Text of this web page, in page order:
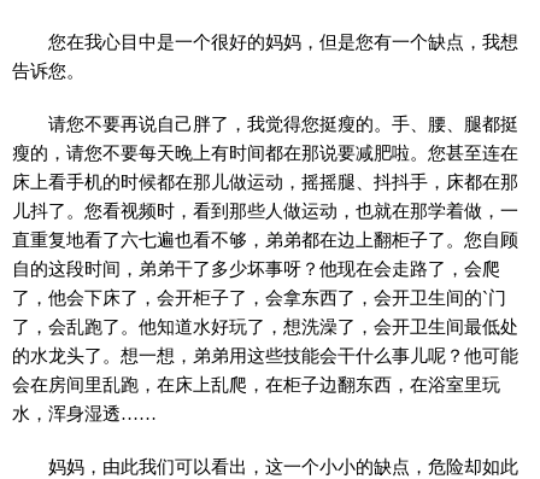
您在我心目中是一个很好的妈妈，但是您有一个缺点，我想
告诉您。
请您不要再说自己胖了，我觉得您挺瘦的。手、腰、腿都挺
瘦的，请您不要每天晚上有时间都在那说要减肥啦。您甚至连在
床上看手机的时候都在那儿做运动，摇摇腿、抖抖手，床都在那
儿抖了。您看视频时，看到那些人做运动，也就在那学着做，一
直重复地看了六七遍也看不够，弟弟都在边上翻柜子了。您自顾
自的这段时间，弟弟干了多少坏事呀？他现在会走路了，会爬
了，他会下床了，会开柜子了，会拿东西了，会开卫生间的`门
了，会乱跑了。他知道水好玩了，想洗澡了，会开卫生间最低处
的水龙头了。想一想，弟弟用这些技能会干什么事儿呢？他可能
会在房间里乱跑，在床上乱爬，在柜子边翻东西，在浴室里玩
水，浑身湿透……
妈妈，由此我们可以看出，这一个小小的缺点，危险却如此